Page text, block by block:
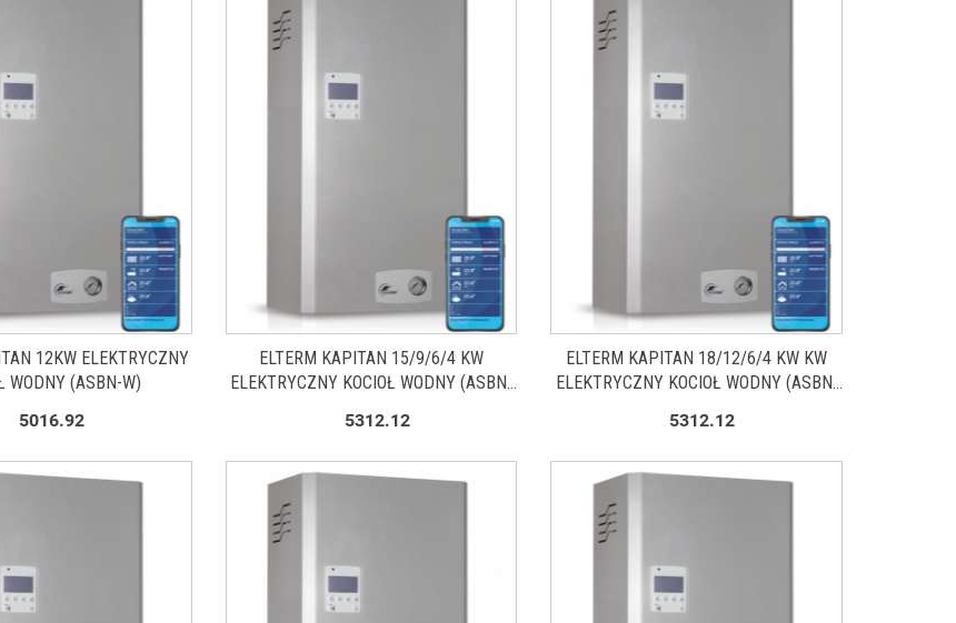
12KW ELEKTRYCZNY
WODNY (ASBN-W)
5016.92
ELTERM KAPITAN 15/9/6/4 KW
ELEKTRYCZNY KOCIOŁ WODNY (ASBN-
5312.12
ELTERM KAPITAN 18/12/6/4 KW KW
ELEKTRYCZNY KOCIOŁ WODNY (ASBN-
5312.12